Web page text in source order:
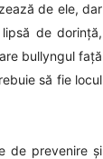
de ele, dar
de dorință,
bullyngul față
să fie locul
de prevenire și